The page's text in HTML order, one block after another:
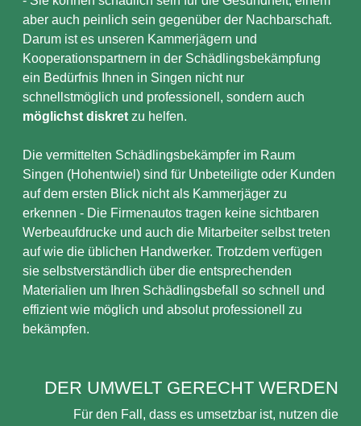
aber auch peinlich sein gegenüber der Nachbarschaft.
Darum ist es unseren Kammerjägern und
Kooperationspartnern in der Schädlingsbekämpfung
ein Bedürfnis Ihnen in Singen nicht nur
schnellstmöglich und professionell, sondern auch
möglichst diskret zu helfen.
Die vermittelten Schädlingsbekämpfer im Raum
Singen (Hohentwiel) sind für Unbeteiligte oder Kunden
auf dem ersten Blick nicht als Kammerjäger zu
erkennen - Die Firmenautos tragen keine sichtbaren
Werbeaufdrucke und auch die Mitarbeiter selbst treten
auf wie die üblichen Handwerker. Trotzdem verfügen
sie selbstverständlich über die entsprechenden
Materialien um Ihren Schädlingsbefall so schnell und
effizient wie möglich und absolut professionell zu
bekämpfen.
DER UMWELT GERECHT WERDEN
Für den Fall, dass es umsetzbar ist, nutzen die